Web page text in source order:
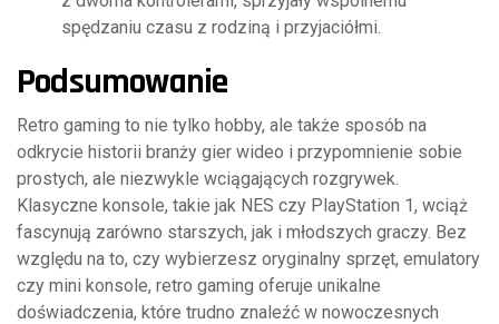
spędzaniu czasu z rodziną i przyjaciółmi.
Podsumowanie
Retro gaming to nie tylko hobby, ale także sposób na
odkrycie historii branży gier wideo i przypomnienie sobie
prostych, ale niezwykle wciągających rozgrywek.
Klasyczne konsole, takie jak NES czy PlayStation 1, wciąż
fascynują zarówno starszych, jak i młodszych graczy. Bez
względu na to, czy wybierzesz oryginalny sprzęt, emulatory
czy mini konsole, retro gaming oferuje unikalne
doświadczenia, które trudno znaleźć w nowoczesnych